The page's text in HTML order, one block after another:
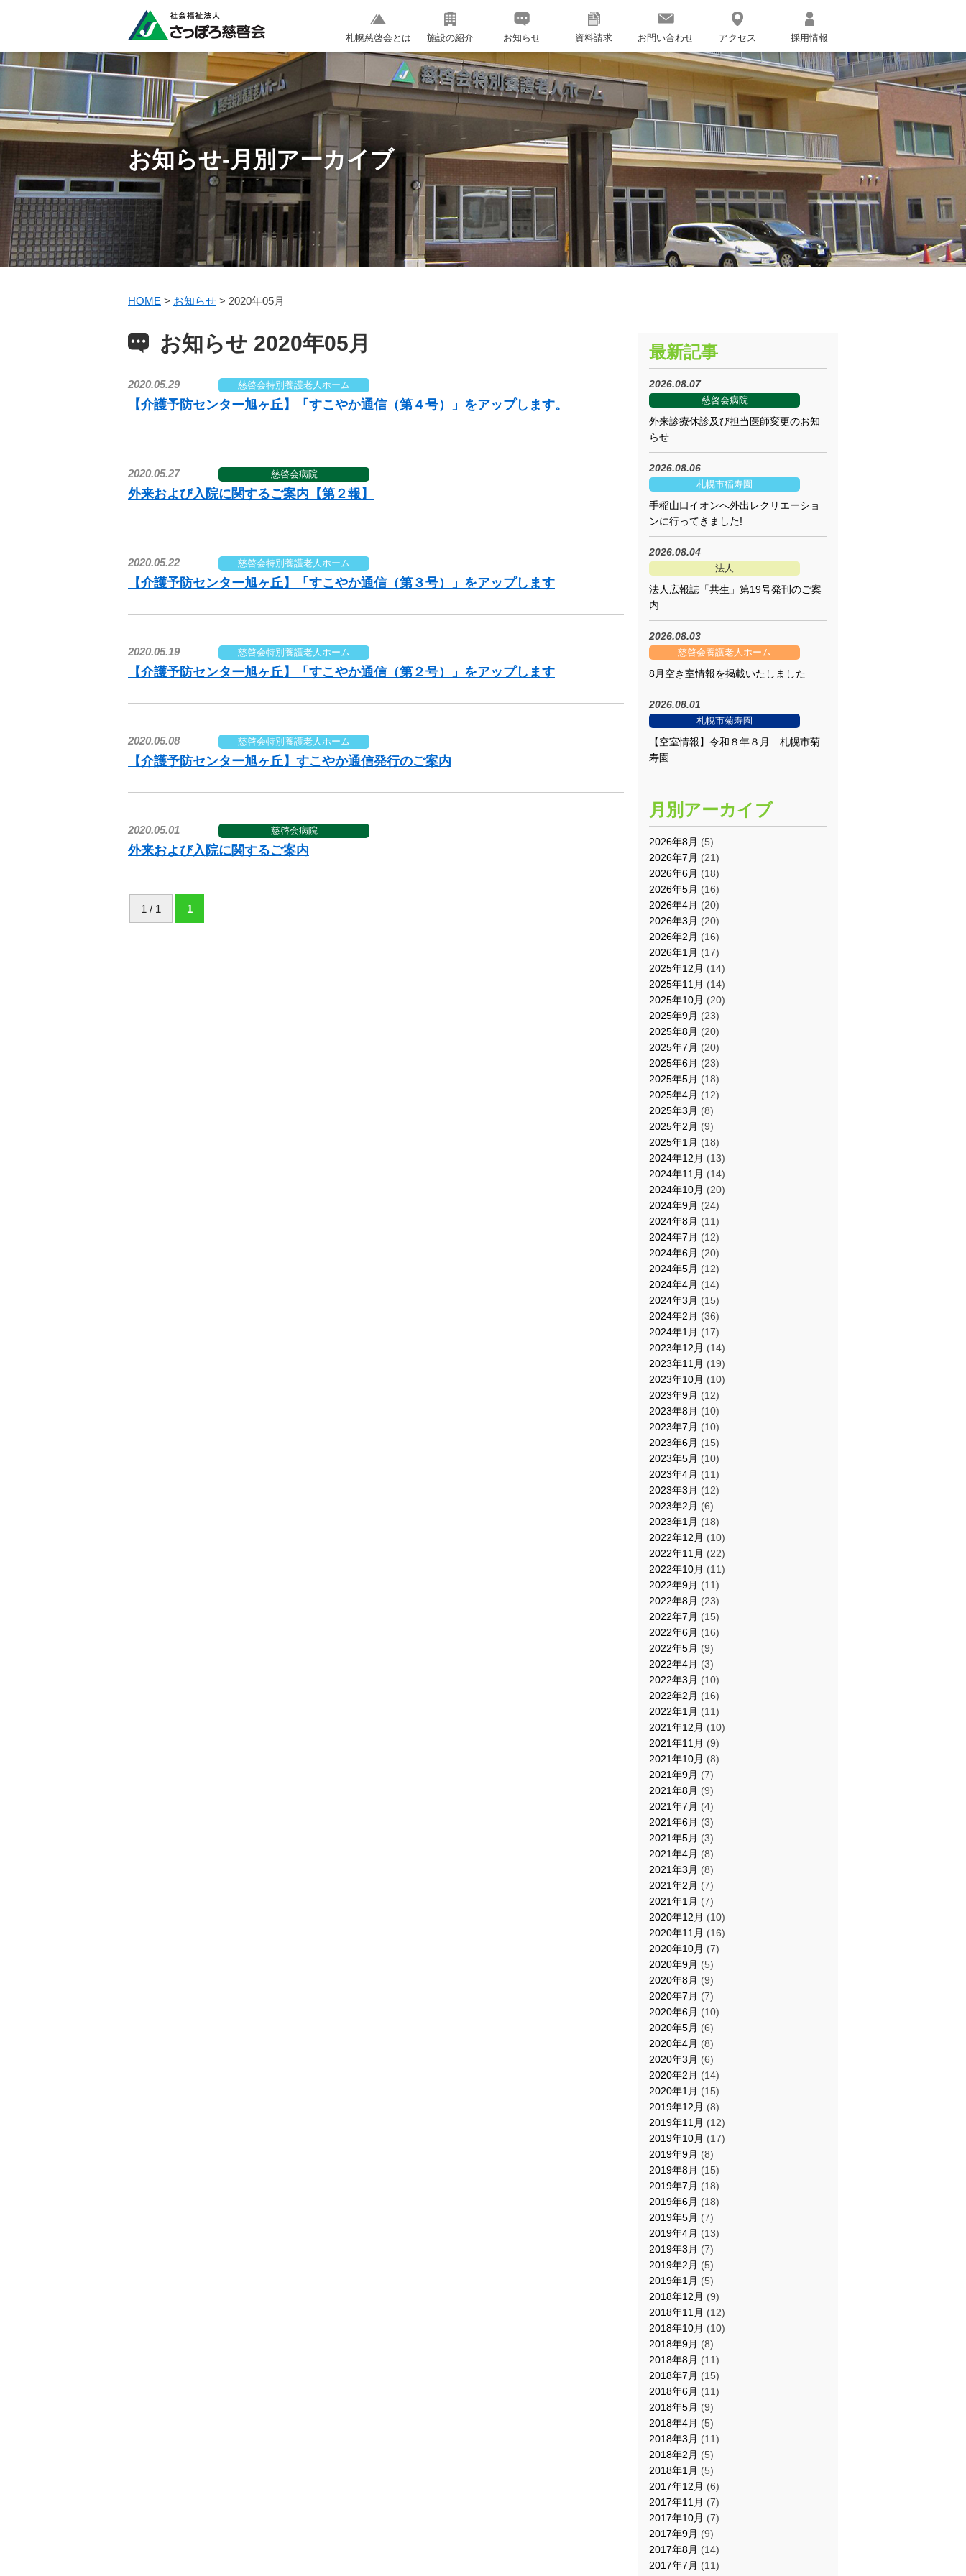
札幌慈啓会とは 施設の紹介 お知らせ 資料請求 お問い合わせ アクセス 採用情報
お知らせ-月別アーカイブ
HOME > お知らせ > 2020年05月
お知らせ 2020年05月
2020.05.29 慈啓会特別養護老人ホーム
【介護予防センター旭ヶ丘】「すこやか通信（第４号）」をアップします。
2020.05.27 慈啓会病院
外来および入院に関するご案内【第２報】
2020.05.22 慈啓会特別養護老人ホーム
【介護予防センター旭ヶ丘】「すこやか通信（第３号）」をアップします
2020.05.19 慈啓会特別養護老人ホーム
【介護予防センター旭ヶ丘】「すこやか通信（第２号）」をアップします
2020.05.08 慈啓会特別養護老人ホーム
【介護予防センター旭ヶ丘】すこやか通信発行のご案内
2020.05.01 慈啓会病院
外来および入院に関するご案内
1 / 1 1
最新記事
2026.08.07
慈啓会病院
外来診療休診及び担当医師変更のお知
らせ
2026.08.06
札幌市稲寿園
手稲山口イオンへ外出レクリエーショ
ンに行ってきました!
2026.08.04
法人
法人広報誌「共生」第19号発刊のご案
内
2026.08.03
慈啓会養護老人ホーム
8月空き室情報を掲載いたしました
2026.08.01
札幌市菊寿園
【空室情報】令和８年８月 札幌市菊
寿園
月別アーカイブ
2026年8月 (5)
2026年7月 (21)
2026年6月 (18)
2026年5月 (16)
2026年4月 (20)
2026年3月 (20)
2026年2月 (16)
2026年1月 (17)
2025年12月 (14)
2025年11月 (14)
2025年10月 (20)
2025年9月 (23)
2025年8月 (20)
2025年7月 (20)
2025年6月 (23)
2025年5月 (18)
2025年4月 (12)
2025年3月 (8)
2025年2月 (9)
2025年1月 (18)
2024年12月 (13)
2024年11月 (14)
2024年10月 (20)
2024年9月 (24)
2024年8月 (11)
2024年7月 (12)
2024年6月 (20)
2024年5月 (12)
2024年4月 (14)
2024年3月 (15)
2024年2月 (36)
2024年1月 (17)
2023年12月 (14)
2023年11月 (19)
2023年10月 (10)
2023年9月 (12)
2023年8月 (10)
2023年7月 (10)
2023年6月 (15)
2023年5月 (10)
2023年4月 (11)
2023年3月 (12)
2023年2月 (6)
2023年1月 (18)
2022年12月 (10)
2022年11月 (22)
2022年10月 (11)
2022年9月 (11)
2022年8月 (23)
2022年7月 (15)
2022年6月 (16)
2022年5月 (9)
2022年4月 (3)
2022年3月 (10)
2022年2月 (16)
2022年1月 (11)
2021年12月 (10)
2021年11月 (9)
2021年10月 (8)
2021年9月 (7)
2021年8月 (9)
2021年7月 (4)
2021年6月 (3)
2021年5月 (3)
2021年4月 (8)
2021年3月 (8)
2021年2月 (7)
2021年1月 (7)
2020年12月 (10)
2020年11月 (16)
2020年10月 (7)
2020年9月 (5)
2020年8月 (9)
2020年7月 (7)
2020年6月 (10)
2020年5月 (6)
2020年4月 (8)
2020年3月 (6)
2020年2月 (14)
2020年1月 (15)
2019年12月 (8)
2019年11月 (12)
2019年10月 (17)
2019年9月 (8)
2019年8月 (15)
2019年7月 (18)
2019年6月 (18)
2019年5月 (7)
2019年4月 (13)
2019年3月 (7)
2019年2月 (5)
2019年1月 (5)
2018年12月 (9)
2018年11月 (12)
2018年10月 (10)
2018年9月 (8)
2018年8月 (11)
2018年7月 (15)
2018年6月 (11)
2018年5月 (9)
2018年4月 (5)
2018年3月 (11)
2018年2月 (5)
2018年1月 (5)
2017年12月 (6)
2017年11月 (7)
2017年10月 (7)
2017年9月 (9)
2017年8月 (14)
2017年7月 (11)